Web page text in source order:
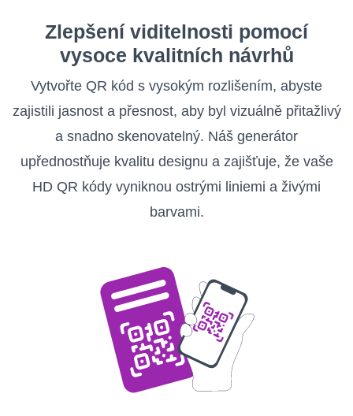
Zlepšení viditelnosti pomocí
vysoce kvalitních návrhů
Vytvořte QR kód s vysokým rozlišením, abyste
zajistili jasnost a přesnost, aby byl vizuálně přitažlivý
a snadno skenovatelný. Náš generátor
upřednostňuje kvalitu designu a zajišťuje, že vaše
HD QR kódy vyniknou ostrými liniemi a živými
barvami.